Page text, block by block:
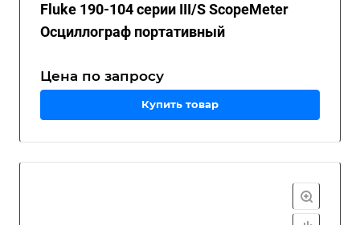
Fluke 190-104 серии III/S ScopeMeter
Осциллограф портативный
Цена по запросу
Купить товар